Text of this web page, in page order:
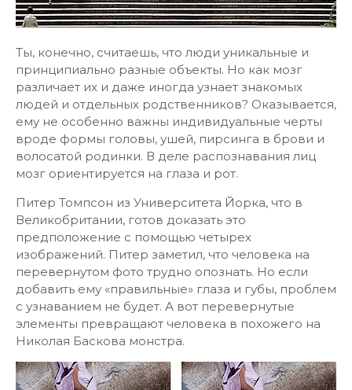
Ты, конечно, считаешь, что люди уникальные и
принципиально разные объекты. Но как мозг
различает их и даже иногда узнает знакомых
людей и отдельных родственников? Оказывается,
ему не особенно важны индивидуальные черты
вроде формы головы, ушей, пирсинга в брови и
волосатой родинки. В деле распознавания лиц
мозг ориентируется на глаза и рот.
Питер Томпсон из Университета Йорка, что в
Великобритании, готов доказать это
предположение с помощью четырех
изображений. Питер заметил, что человека на
перевернутом фото трудно опознать. Но если
добавить ему «правильные» глаза и губы, проблем
с узнаванием не будет. А вот перевернутые
элементы превращают человека в похожего на
Николая Баскова монстра.